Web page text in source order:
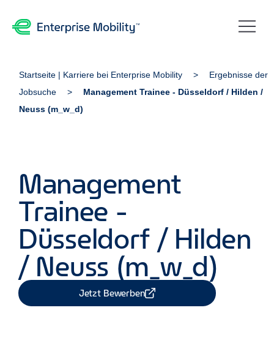
Startseite | Karriere bei Enterprise Mobility
Ergebnisse der
Jobsuche
Management Trainee - Düsseldorf / Hilden /
Neuss (m_w_d)
Management
Trainee -
Düsseldorf / Hilden
/ Neuss (m_w_d)
Jetzt Bewerben